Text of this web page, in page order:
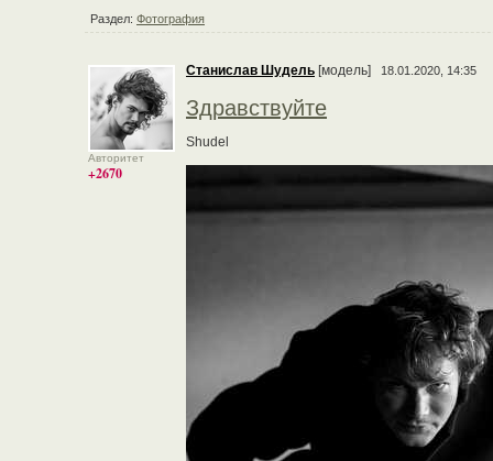
Раздел: Фотография
Авторитет
+2670
Станислав Шудель [модель] 18.01.2020, 14:35
Здравствуйте
Shudel